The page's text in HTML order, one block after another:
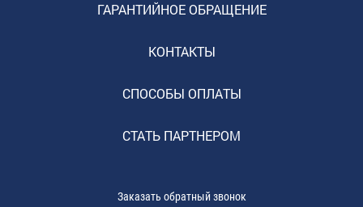
ГАРАНТИЙНОЕ ОБРАЩЕНИЕ
КОНТАКТЫ
СПОСОБЫ ОПЛАТЫ
СТАТЬ ПАРТНЕРОМ
Заказать обратный звонок